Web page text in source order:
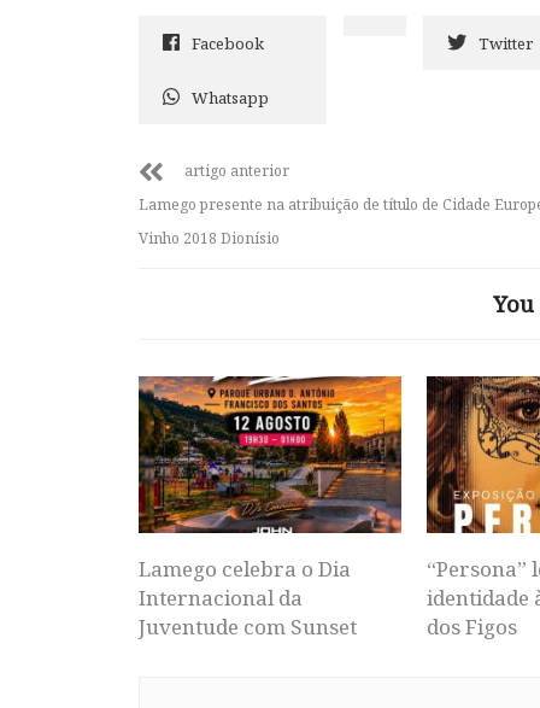
Facebook Twitter
Whatsapp
artigo anterior
Lamego presente na atribuição de título de Cidade
Vinho 2018 Dionísio
Lamego celebra o Dia
Internacional da
Juventude com Sunset
“Persona”
identidade
dos Figos